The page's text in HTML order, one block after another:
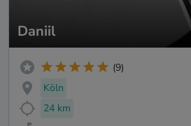
Daniil
(9)
Köln
24 km